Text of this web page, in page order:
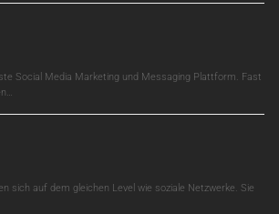
Social Media Marketing und Messaging Plattform. Fast
sich auf dem gleichen Level wie soziale Netzwerke. Sie